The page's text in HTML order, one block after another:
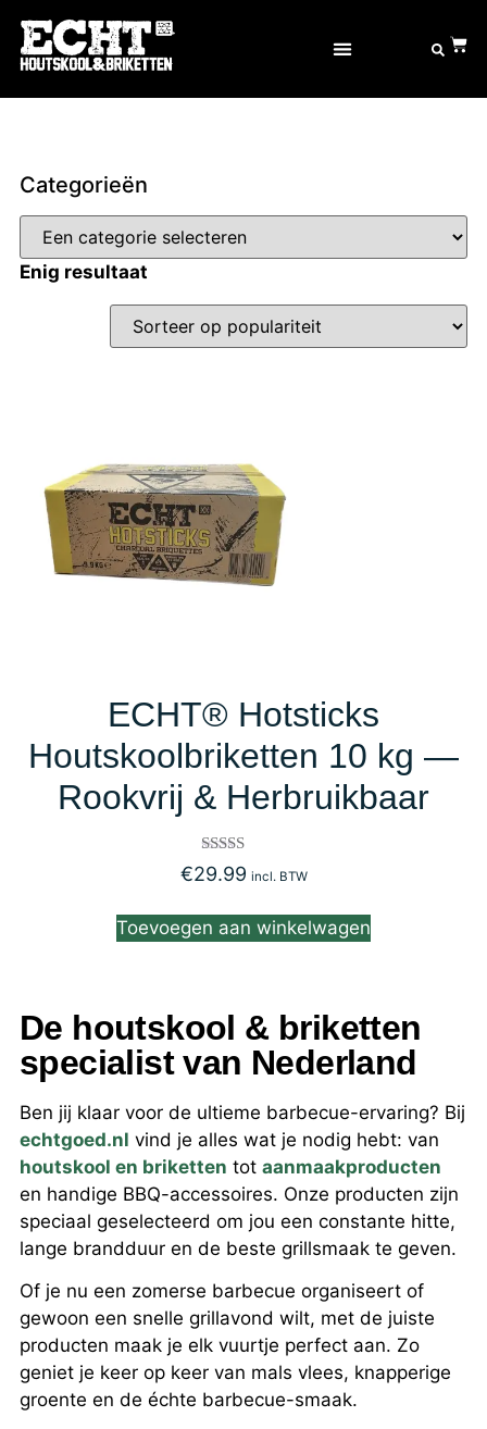
De houtskool & briketten
specialist van Nederland
Ben jij klaar voor de ultieme barbecue-ervaring? Bij
echtgoed.nl vind je alles wat je nodig hebt: van
houtskool en briketten tot aanmaakproducten
en handige BBQ-accessoires. Onze producten zijn
speciaal geselecteerd om jou een constante hitte,
lange brandduur en de beste grillsmaak te geven.
Of je nu een zomerse barbecue organiseert of
gewoon een snelle grillavond wilt, met de juiste
producten maak je elk vuurtje perfect aan. Zo
geniet je keer op keer van mals vlees, knapperige
groente en de échte barbecue-smaak.
Enig resultaat
ECHT® Hotsticks
Houtskoolbriketten 10 kg —
Rookvrij & Herbruikbaar
Gewaardeerd
5.00
€29.99 incl. BTW
Toevoegen aan winkelwagen
Categorieën